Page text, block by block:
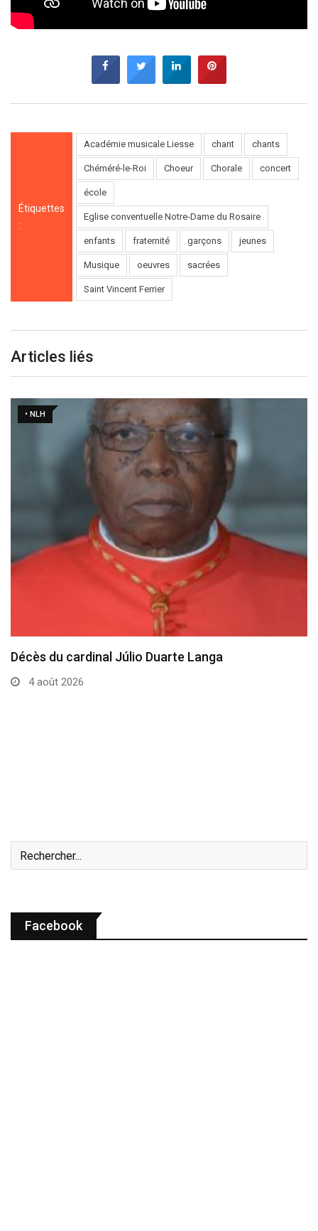
Étiquettes
:
Académie musicale Liesse chant chants
Chéméré-le-Roi Choeur Chorale concert
école
Eglise conventuelle Notre-Dame du Rosaire
enfants fraternité garçons jeunes
Musique oeuvres sacrées
Saint Vincent Ferrier
Articles liés
• NLH
Décès du cardinal Júlio Duarte Langa
4 août 2026
Facebook